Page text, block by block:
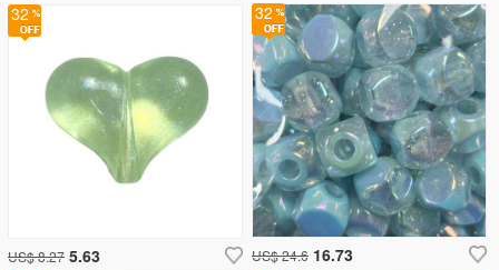
32
US$ 24.6 16.73
32
US$ 8.27 5.63